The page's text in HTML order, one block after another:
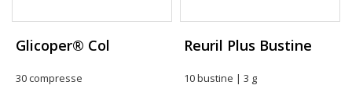
Glicoper® Col
30 compresse
Reuril Plus Bustine
10 bustine | 3 g